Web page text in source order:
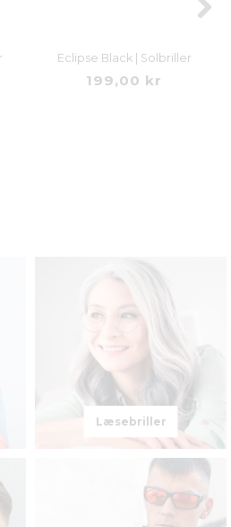
Eclipse Black | Solbriller
199,00 kr
Læsebriller